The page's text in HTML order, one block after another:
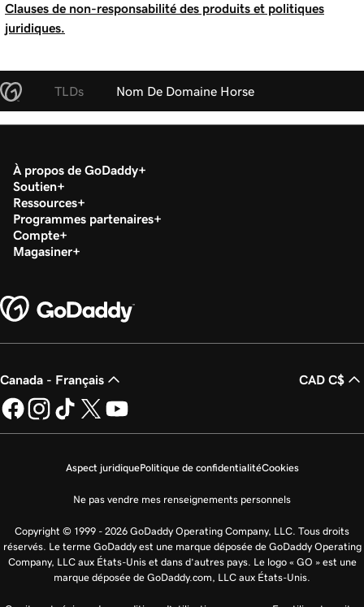
Clauses de non-responsabilité des produits et politiques
juridiques.
TLDs Nom De Domaine Horse
À propos de GoDaddy
Soutien
Ressources
Programmes partenaires
Compte
Magasiner
Canada - Français CAD C$
Aspect juridiquePolitique de confidentialitéCookies
Ne pas vendre mes renseignements personnels
Copyright © 1999 - 2026 GoDaddy Operating Company, LLC. Tous droits
réservés. Le terme GoDaddy est une marque déposée de GoDaddy Operating
Company, LLC aux États-Unis et dans d’autres pays. Le logo « GO » est une
marque déposée de GoDaddy.com, LLC aux États-Unis.